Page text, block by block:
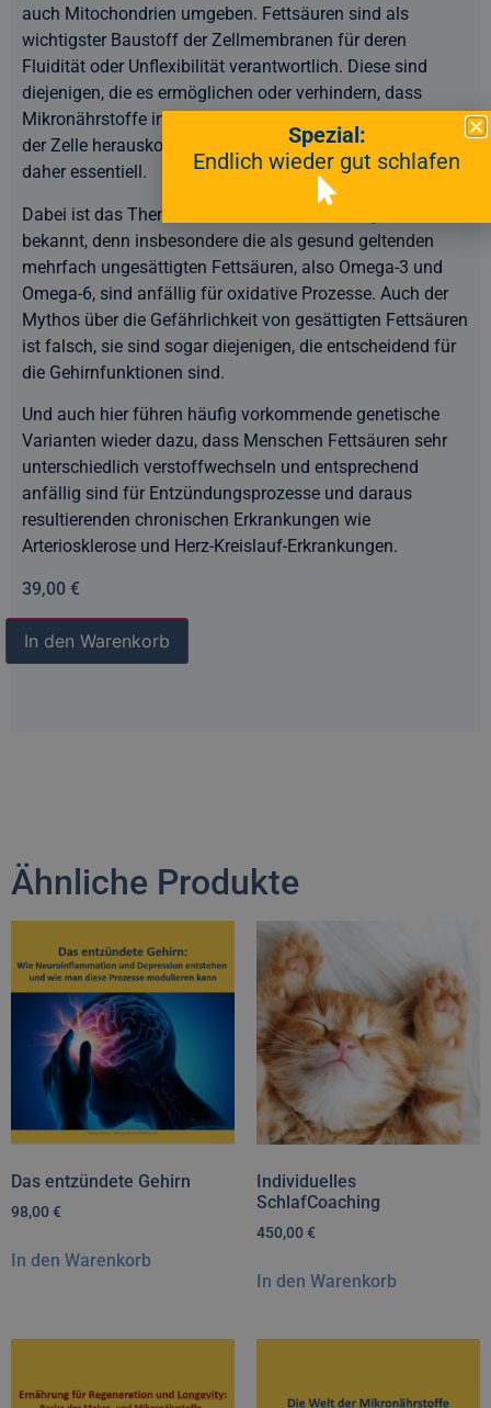
auch Mitochondrien umgeben. Fettsäuren sind als
wichtigster Baustoff der Zellmembranen für deren
Fluidität oder Unflexibilität verantwortlich. Diese sind
diejenigen, die es ermöglichen oder verhindern, dass
Mikronährstoffe in die Zelle hinein und Abfallstoffe aus
der Zelle herauskommen. Ein gesunder Fettsäuren-Mix ist
daher essentiell.
Dabei ist das Thema Fettsäuren weitaus komplexer als
bekannt, denn insbesondere die als gesund geltenden
mehrfach ungesättigten Fettsäuren, also Omega-3 und
Omega-6, sind anfällig für oxidative Prozesse. Auch der
Mythos über die Gefährlichkeit von gesättigten Fettsäuren
ist falsch, sie sind sogar diejenigen, die entscheidend für
die Gehirnfunktionen sind.
Und auch hier führen häufig vorkommende genetische
Varianten wieder dazu, dass Menschen Fettsäuren sehr
unterschiedlich verstoffwechseln und entsprechend
anfällig sind für Entzündungsprozesse und daraus
resultierenden chronischen Erkrankungen wie
Arteriosklerose und Herz-Kreislauf-Erkrankungen.
39,00 €
In den Warenkorb
Ähnliche Produkte
Das entzündete Gehirn
98,00€
In den Warenkorb
Individuelles
SchlafCoaching
450,00€
In den Warenkorb
Spezial:
Endlich wieder gut schlafen